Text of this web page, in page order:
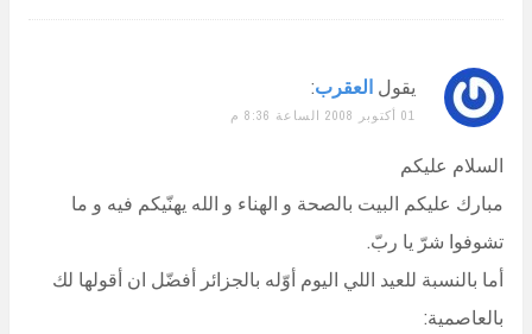
يقول العقرب:
01 أكتوبر 2008 الساعة 8:36 م
السلام عليكم
مبارك عليكم البيت بالصحة و الهناء و الله يهنّيكم فيه و ما
تشوفوا شرّ يا ربّ.
أما بالنسبة للعيد اللي اليوم أوّله بالجزائر أفضّل ان أقولها لك
بالعاصمية: